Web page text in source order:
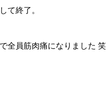
て終了。
全員筋肉痛になりました 笑